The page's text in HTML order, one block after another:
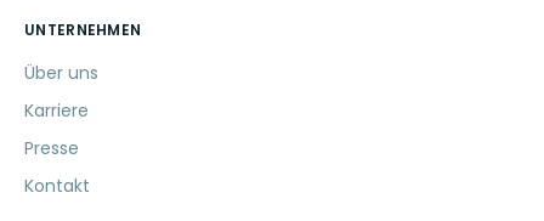
UNTERNEHMEN
Über uns
Karriere
Presse
Kontakt